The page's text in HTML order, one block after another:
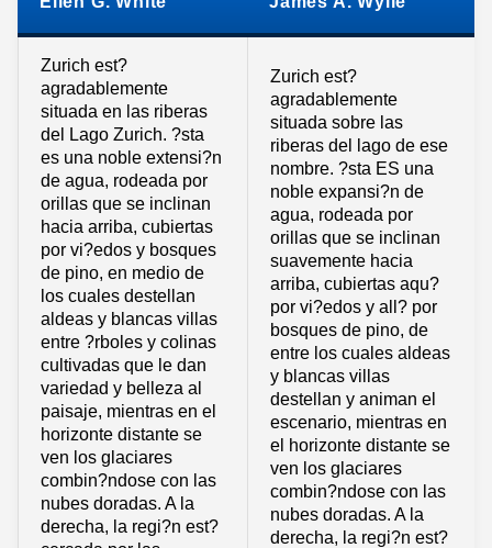
Zurich est?
agradablemente
situada en las riberas
del Lago Zurich. ?sta
es una noble extensi?n
de agua, rodeada por
orillas que se inclinan
hacia arriba, cubiertas
por vi?edos y bosques
de pino, en medio de
los cuales destellan
aldeas y blancas villas
entre ?rboles y colinas
cultivadas que le dan
variedad y belleza al
paisaje, mientras en el
horizonte distante se
ven los glaciares
combin?ndose con las
nubes doradas. A la
derecha, la regi?n est?
Zurich est?
agradablemente
situada sobre las
riberas del lago de ese
nombre. ?sta ES una
noble expansi?n de
agua, rodeada por
orillas que se inclinan
suavemente hacia
arriba, cubiertas aqu?
por vi?edos y all? por
bosques de pino, de
entre los cuales aldeas
y blancas villas
destellan y animan el
escenario, mientras en
el horizonte distante se
ven los glaciares
combin?ndose con las
nubes doradas. A la
derecha, la regi?n est?